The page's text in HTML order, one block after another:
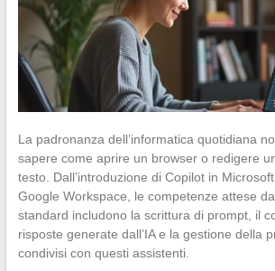
La padronanza dell’informatica quotidiana
sapere come aprire un browser o redigere
testo. Dall’introduzione di Copilot in
Google Workspace, le competenze attese
standard includono la scrittura di prompt, il
risposte generate dall’IA e la gestione della
condivisi con questi assistenti.